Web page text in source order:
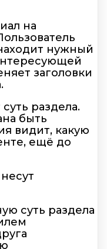
на
нужный
заголовки
раздела.
быть
видит, какую
ещё до
суть раздела